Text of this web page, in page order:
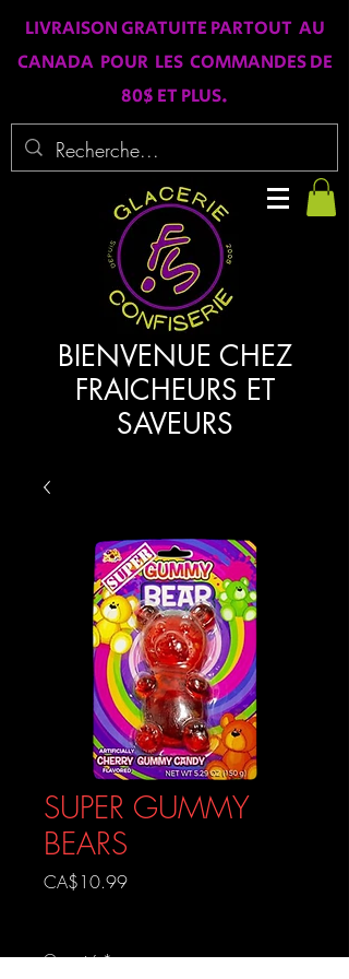
LIVRAISON GRATUITE PARTOUT AU
CANADA POUR LES COMMANDES DE
80$ ET PLUS.
BIENVENUE CHEZ
FRAICHEURS ET
SAVEURS
SUPER GUMMY
BEARS
CA$10.99Prix
Quantité *